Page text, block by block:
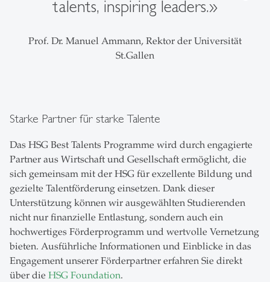
talents, inspiring leaders.»
Prof. Dr. Manuel Ammann, Rektor der Universität
St.Gallen
Starke Partner für starke Talente
Das HSG Best Talents Programme wird durch engagierte
Partner aus Wirtschaft und Gesellschaft ermöglicht, die
sich gemeinsam mit der HSG für exzellente Bildung und
gezielte Talentförderung einsetzen. Dank dieser
Unterstützung können wir ausgewählten Studierenden
nicht nur finanzielle Entlastung, sondern auch ein
hochwertiges Förderprogramm und wertvolle Vernetzung
bieten. Ausführliche Informationen und Einblicke in das
Engagement unserer Förderpartner erfahren Sie direkt
über die HSG Foundation.